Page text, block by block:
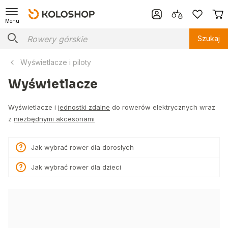
Menu
Szukaj
Wyświetlacze i piloty
Wyświetlacze
Wyświetlacze i jednostki zdalne do rowerów elektrycznych wraz
z niezbędnymi akcesoriami
Jak wybrać rower dla dorosłych
Jak wybrać rower dla dzieci